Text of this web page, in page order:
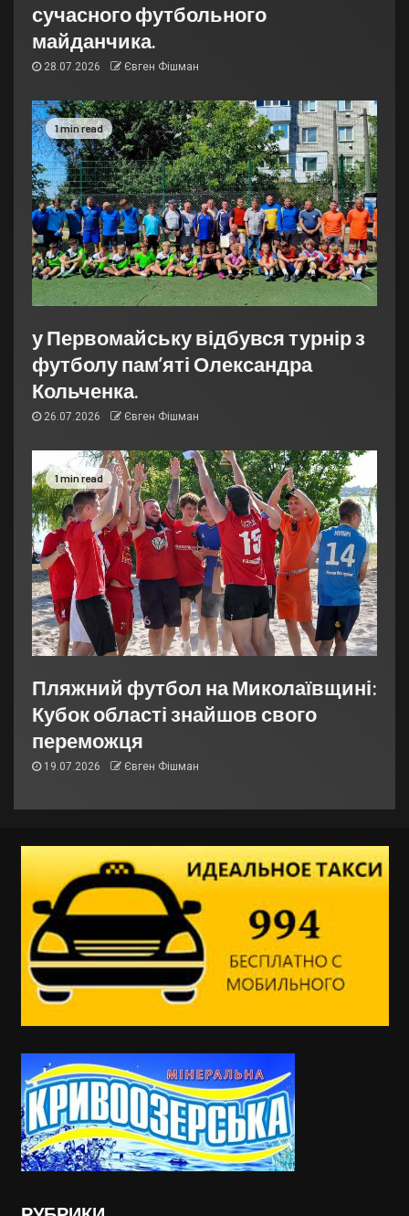
сучасного футбольного
майданчика.
28.07.2026 Євген Фішман
1 min read
у Первомайську відбувся турнір з
футболу пам’яті Олександра
Кольченка.
26.07.2026 Євген Фішман
1 min read
Пляжний футбол на Миколаївщині:
Кубок області знайшов свого
переможця
19.07.2026 Євген Фішман